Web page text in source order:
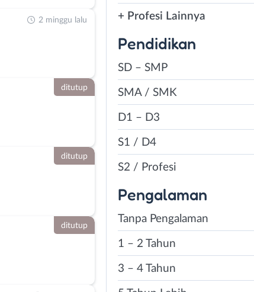
2 minggu lalu
ditutup
ditutup
ditutup
+ Profesi Lainnya
Pendidikan
SD – SMP
SMA / SMK
D1 – D3
S1 / D4
S2 / Profesi
Pengalaman
Tanpa Pengalaman
1 – 2 Tahun
3 – 4 Tahun